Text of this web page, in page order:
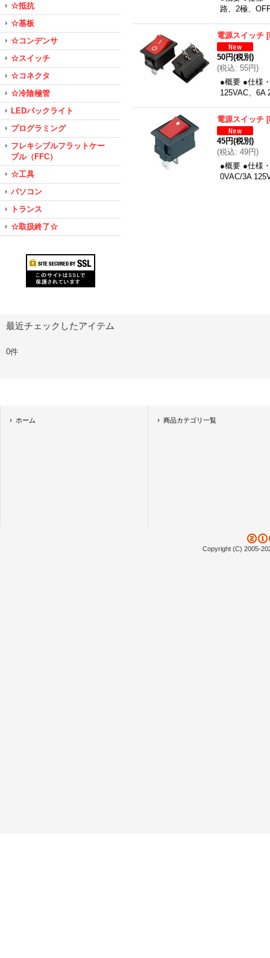
☆抵抗
☆基板
☆コンデンサ
☆スイッチ
☆コネクタ
☆冷陰極管
LEDバックライト
プログラミング
フレキシブルフラットケー
ブル（FFC）
☆工具
パソコン
トランス
☆取扱終了☆
路、2極、
電源スイッチ [
50円(税別)
(税込: 55円)
●概要 ●仕様
125VAC、6A
電源スイッチ [
45円(税別)
(税込: 49円)
●概要 ●仕様
0VAC/3A
最近チェックしたアイテム
0件
ホーム 商品カテゴリ一覧
Copyright (C) 2005-